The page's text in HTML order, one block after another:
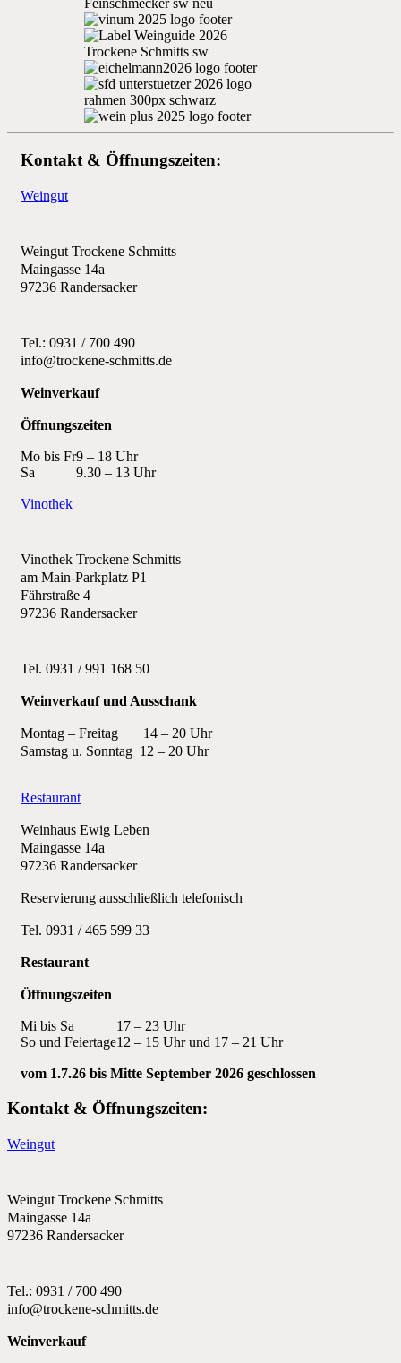
Kontakt & Öffnungszeiten:
Weingut
Weingut Trockene Schmitts
Maingasse 14a
97236 Randersacker
Tel.: 0931 / 700 490
info@trockene-schmitts.de
Weinverkauf
Öffnungszeiten
Mo bis Fr9 – 18 Uhr
Sa
9.30 – 13 Uhr
Vinothek
Vinothek Trockene Schmitts
am Main-Parkplatz P1
Fährstraße 4
97236 Randersacker
Tel. 0931 / 991 168 50
Weinverkauf und Ausschank
Montag – Freitag 14 – 20 Uhr
Samstag u. Sonntag 12 – 20 Uhr
Restaurant
Weinhaus Ewig Leben
Maingasse 14a
97236 Randersacker
Reservierung ausschließlich telefonisch
Tel. 0931 / 465 599 33
Restaurant
Öffnungszeiten
Mi bis Sa
17 – 23 Uhr
So und Feiertage12 – 15 Uhr und 17 – 21 Uhr
vom 1.7.26 bis Mitte September 2026 geschlossen
Kontakt & Öffnungszeiten:
Weingut
Weingut Trockene Schmitts
Maingasse 14a
97236 Randersacker
Tel.: 0931 / 700 490
info@trockene-schmitts.de
Weinverkauf